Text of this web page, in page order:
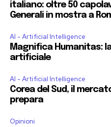
italiano: oltre 50
Generali in mostra a
AI - Artificial Intelligence
Magnifica Humanitas:
artificiale
AI - Artificial Intelligence
Corea del Sud, il
prepara
Opinioni